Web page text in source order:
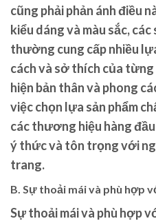
cũng phải phản ánh điều
kiểu dáng và màu sắc, các
thường cung cấp nhiều
cách và sở thích của
hiện bản thân và phong
việc chọn lựa sản phẩm
các thương hiệu hàng
ý thức và tôn trọng với
trang.
B. Sự thoải mái và phù hợp
Sự thoải mái và phù hợp